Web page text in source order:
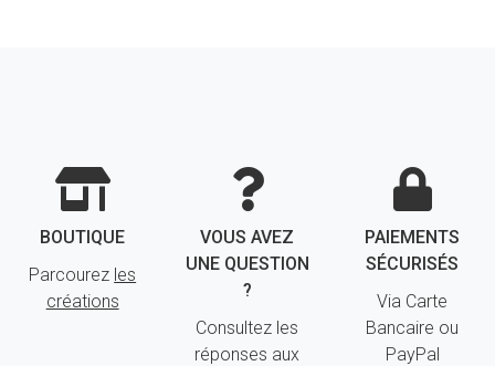
BOUTIQUE
Parcourez les
créations
VOUS AVEZ
UNE QUESTION
?
Consultez les
réponses aux
PAIEMENTS
SÉCURISÉS
Via Carte
Bancaire ou
PayPal